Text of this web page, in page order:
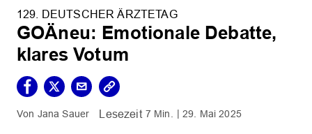
129. DEUTSCHER ÄRZTETAG
GOÄneu: Emotionale Debatte,
klares Votum
Jana Sauer 7 Min. 29. Mai 2025